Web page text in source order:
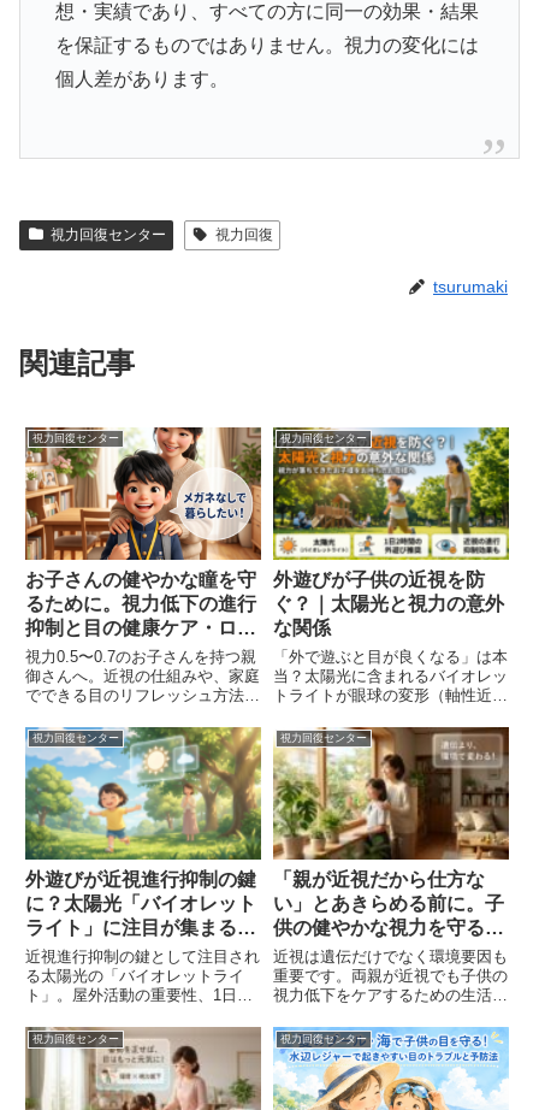
想・実績であり、すべての方に同一の効果・結果
を保証するものではありません。視力の変化には
個人差があります。
視力回復センター 視力回復
tsurumaki
関連記事
視力回復センター
お子さんの健やかな瞳を守
るために。視力低下の進行
抑制と目の健康ケア・ロー
ドマップ 👀✨
視力0.5〜0.7のお子さんを持つ親
御さんへ。近視の仕組みや、家庭
でできる目のリフレッシュ方法、
いて専門的知見から解説します。
視力回復センター
外遊びが子供の近視を防
ぐ？｜太陽光と視力の意外
な関係
「外で遊ぶと目が良くなる」は本
当？太陽光に含まれるバイオレッ
トライトが眼球の変形（軸性近
と、1日に必要な屋外活動時間を
専門家が解説します。
視力回復センター
外遊びが近視進行抑制の鍵
に？太陽光「バイオレット
ライト」に注目が集まる理
由 ☀️
近視進行抑制の鍵として注目され
る太陽光の「バイオレットライ
ト」。屋外活動の重要性、1日2
の取り入れ方について解説しま
す。
視力回復センター
「親が近視だから仕方な
い」とあきらめる前に。子
供の健やかな視力を守るた
めの生活習慣
近視は遺伝だけでなく環境要因も
重要です。両親が近視でも子供の
視力低下をケアするための生活習
きるリフレッシュ方法を解説。
視力回復センター 視力回復センター